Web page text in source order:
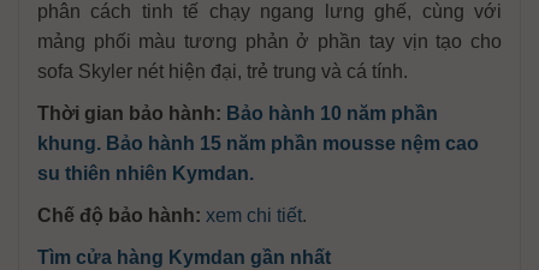
phân cách tinh tế chạy ngang lưng ghế, cùng với
mảng phối màu tương phản ở phần tay vịn tạo cho
sofa Skyler nét hiện đại, trẻ trung và cá tính.
Thời gian bảo hành: Bảo hành 10 năm phần
khung. Bảo hành 15 năm phần mousse nệm cao
su thiên nhiên Kymdan.
Chế độ bảo hành: xem chi tiết.
Tìm cửa hàng Kymdan gần nhất